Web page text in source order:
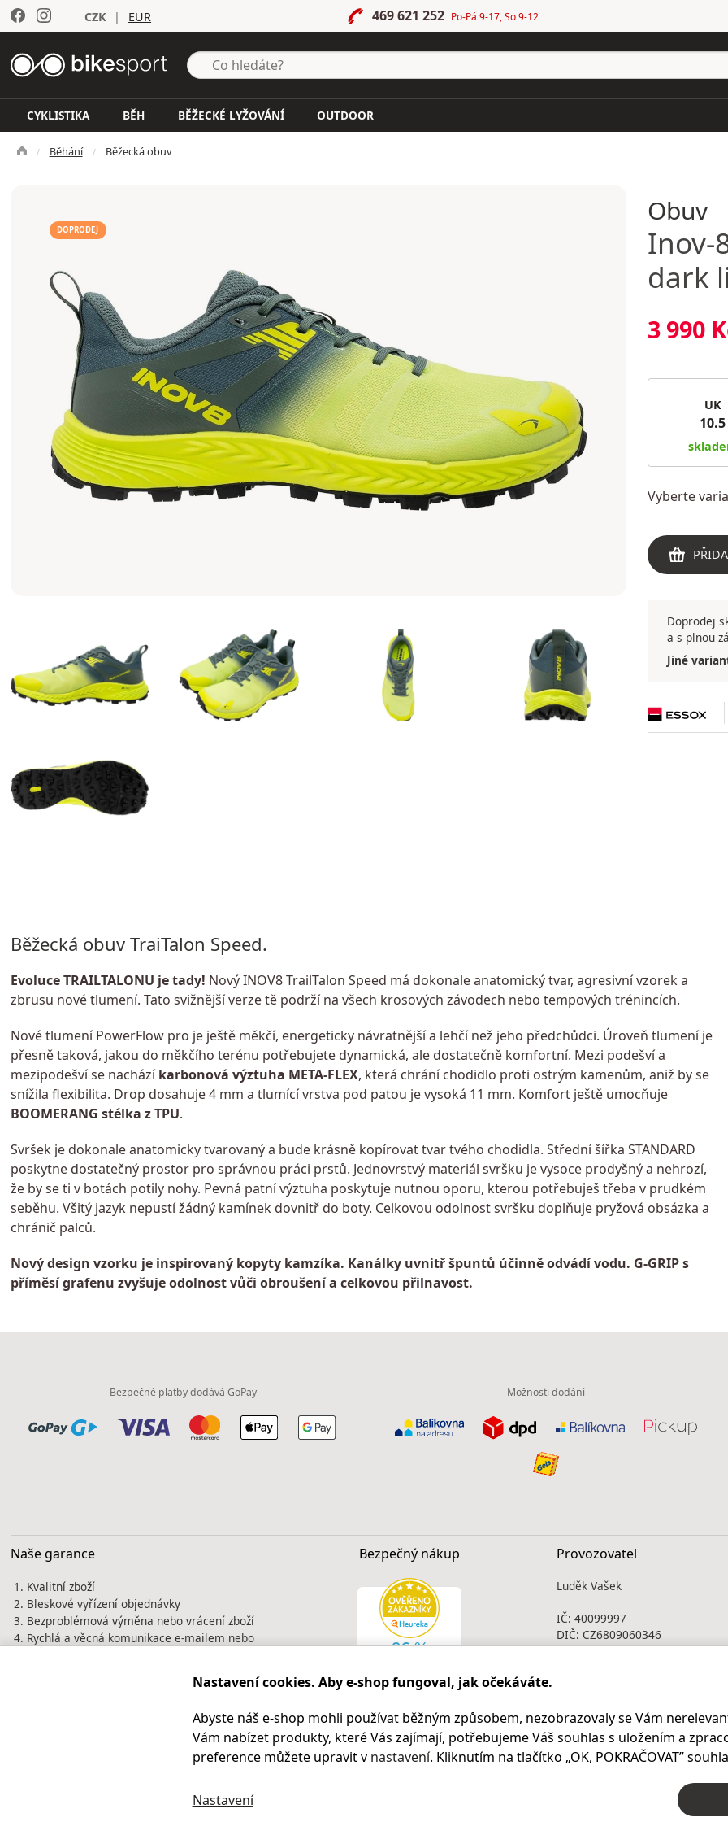
CZK | EUR 469 621 252 Po-Pá 9-17, So 9-12
CYKLISTIKA BĚH BĚŽECKÉ LYŽOVÁNÍ OUTDOOR
Běhání Běžecká obuv
DOPRODEJ
Obuv
Inov-
dark
3 990
UK
10.5
Vyberte
Doprodej
a s plnou
Jiné
Běžecká obuv TraiTalon Speed.
Evoluce TRAILTALONU je tady! Nový INOV8 TrailTalon Speed má dokonale anatomický tvar, agresivní vzorek a
zbrusu nové tlumení. Tato svižnější verze tě podrží na všech krosových závodech nebo tempových trénincích.
Nové tlumení PowerFlow pro je ještě měkčí, energeticky návratnější a lehčí než jeho předchůdci. Úroveň tlumení je
přesně taková, jakou do měkčího terénu potřebujete dynamická, ale dostatečně komfortní. Mezi podešví a
mezipodešví se nacházíkarbonová výztuha META-FLEX, která chrání chodidlo proti ostrým kamenům, aniž by se
snížila flexibilita. Drop dosahuje 4 mm a tlumící vrstva pod patou je vysoká 11 mm. Komfort ještě umocňuje
BOOMERANG stélka z TPU.
Svršek je dokonale anatomicky tvarovaný a bude krásně kopírovat tvar tvého chodidla. Střední šířka STANDARD
poskytne dostatečný prostor pro správnou práci prstů. Jednovrstvý materiál svršku je vysoce prodyšný a nehrozí,
že by se ti v botách potily nohy. Pevná patní výztuha poskytuje nutnou oporu, kterou potřebuješ třeba v prudkém
seběhu. Všitý jazyk nepustí žádný kamínek dovnitř do boty. Celkovou odolnost svršku doplňuje pryžová obsázka a
chránič palců.
Nový design vzorku je inspirovaný kopyty kamzíka. Kanálky uvnitř špuntů účinně odvádí vodu. G-GRIP s
příměsí grafenu zvyšuje odolnost vůči obroušení a celkovou přilnavost.
Bezpečné platby dodává GoPay Možnosti dodání
Naše garance
Kvalitní zboží
Bleskové vyřízení objednávky
Bezproblémová výměna nebo vrácení zboží
Rychlá a věcná komunikace e-mailem nebo
nejlepší vizitkou. Prověřte si nás před
Bezpečný nákup Provozovatel
Luděk Vašek
IČ: 40099997
DIČ: CZ6809060346
Kontakty
Kariéra
Nastavení cookies. Aby e-shop fungoval, jak očekáváte.
Abyste náš e-shop mohli používat běžným způsobem, nezobrazovaly se Vám
Vám nabízet produkty, které Vás zajímají, potřebujeme Váš souhlas s uložením a
preference můžete upravit v nastavení. Kliknutím na tlačítko „OK, POKRAČOVAT”
Nastavení